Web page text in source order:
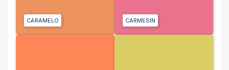
CARAMELO CARMESIN